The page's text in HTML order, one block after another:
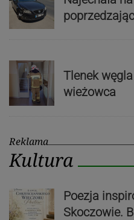
Tlenek
wieżowca
Reklama
Kultura
Poezja
Skoczowie.